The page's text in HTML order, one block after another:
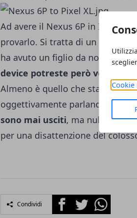
Cookie
Ad avere il Nexus 6P in Italia
provarlo. Si tratta di un
ha avuto un figlio da noi.
Se
device potreste però vedervi
Almeno è quello che sta
oggettivamente parlando,
sono mai usciti, ma nulla toglie
per una disattenzione del
Condividi FacebookTwitterWhatsapp